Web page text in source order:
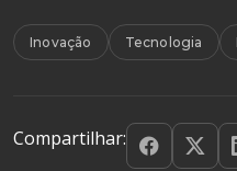
Inovação Tecnologia
Compartilhar: